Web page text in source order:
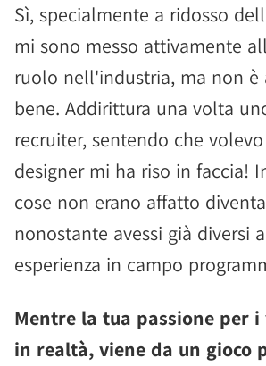
Sì, specialmente a ridosso
mi sono messo attivamente
ruolo nell'industria, ma non è
bene. Addirittura una volta
recruiter, sentendo che
designer mi ha riso in faccia!
cose non erano affatto
nonostante avessi già diversi
esperienza in campo
Mentre la tua passione per i
in realtà, viene da un gioco